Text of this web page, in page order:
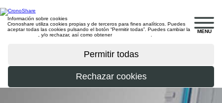
MENU
Información sobre cookies
Cronoshare utiliza cookies propias y de terceros para fines analíticos. Puedes
aceptar todas las cookies pulsando el botón “Permitir todas”. Puedes cambiar la
, y/o rechazar, así como obtener